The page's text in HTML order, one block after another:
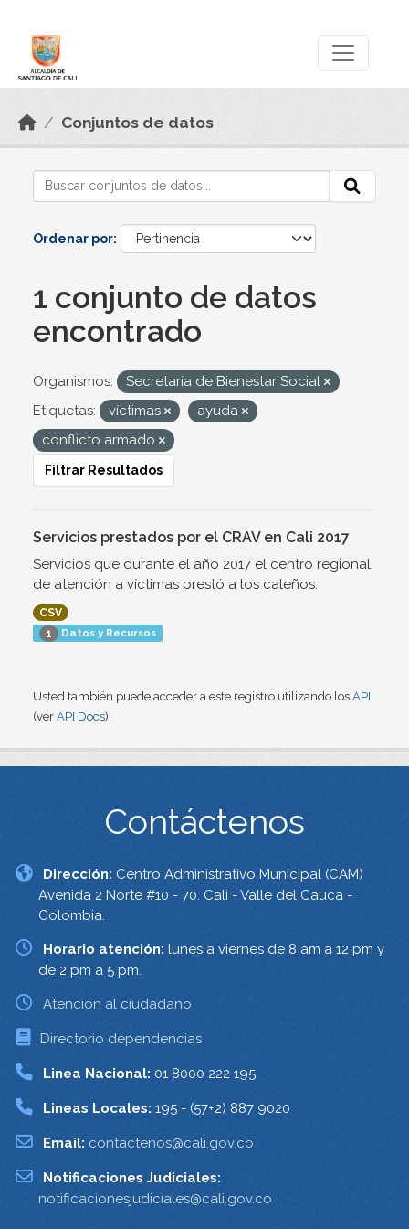
Conjuntos de datos
Ordenar por
1 conjunto de datos
encontrado
Organismos:
Secretaría de Bienestar Social
Etiquetas:
víctimas
ayuda
conflicto armado
Filtrar Resultados
Servicios prestados por el CRAV en Cali 2017
Servicios que durante el año 2017 el centro regional
de atención a víctimas prestó a los caleños.
CSV
1 Datos y Recursos
Usted también puede acceder a este registro utilizando los API
(ver API Docs).
Contáctenos
Dirección: Centro Administrativo Municipal (CAM)
Avenida 2 Norte #10 - 70. Cali - Valle del Cauca -
Colombia.
Horario atención: lunes a viernes de 8 am a 12 pm y
de 2 pm a 5 pm.
Atención al ciudadano
Directorio dependencias
Linea Nacional: 01 8000 222 195
Lineas Locales: 195 - (57+2) 887 9020
Email: contactenos@cali.gov.co
Notificaciones Judiciales:
notificacionesjudiciales@cali.gov.co